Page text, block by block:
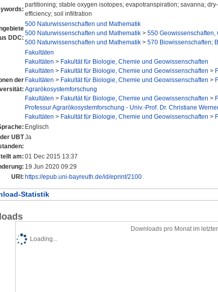
partitioning; stable oxygen isotopes; evapotranspiration; savanna;
efficiency; soil infiltration
DDC:
500 Naturwissenschaften und Mathematik
500 Naturwissenschaften und Mathematik > 550 Geowissenschaften,
500 Naturwissenschaften und Mathematik > 570 Biowissenschaften;
der
Fakultäten
Fakultäten > Fakultät für Biologie, Chemie und Geowissenschaften
Fakultäten > Fakultät für Biologie, Chemie und Geowissenschaften >
Fakultäten > Fakultät für Biologie, Chemie und Geowissenschaften >
Agrarökosystemforschung
Fakultäten > Fakultät für Biologie, Chemie und Geowissenschaften >
Professur Agrarökosystemforschung - Univ.-Prof. Dr. Christiane
Fakultäten > Fakultät für Biologie, Chemie und Geowissenschaften >
Englisch
UBTJa
am: 01 Dec 2015 13:37
19 Jun 2020 09:29
URI: https://epub.uni-bayreuth.de/id/eprint/2100
Statistik
Downloads pro Monat im
Loading...